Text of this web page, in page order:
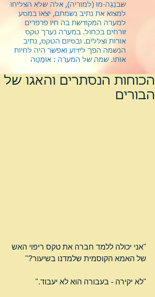
שבנַגַה-מוּ (למוריה), אלה שלא הצליחו
למצוא את נתיב נשמתם, יצאו במסע
למערה המקודשת בה חיו פרפרים
זורחים בכחול. במערה נערך טקס
אורות וצללים. ובסיום הטקס, נתיב
הנשמה הפך לידוע ואפשר היה לחיות
אותו. שמה של המערה : אוּמַטַה
הכוחות הנסתרים והאגו של
הבורים
"אני יכולה ללמד חברה את טקס ריפוי האש
של האמא הקוסמית שלמדנו בשיעור?"
"לא יקירה - בעבורה הוא לא יעבוד."